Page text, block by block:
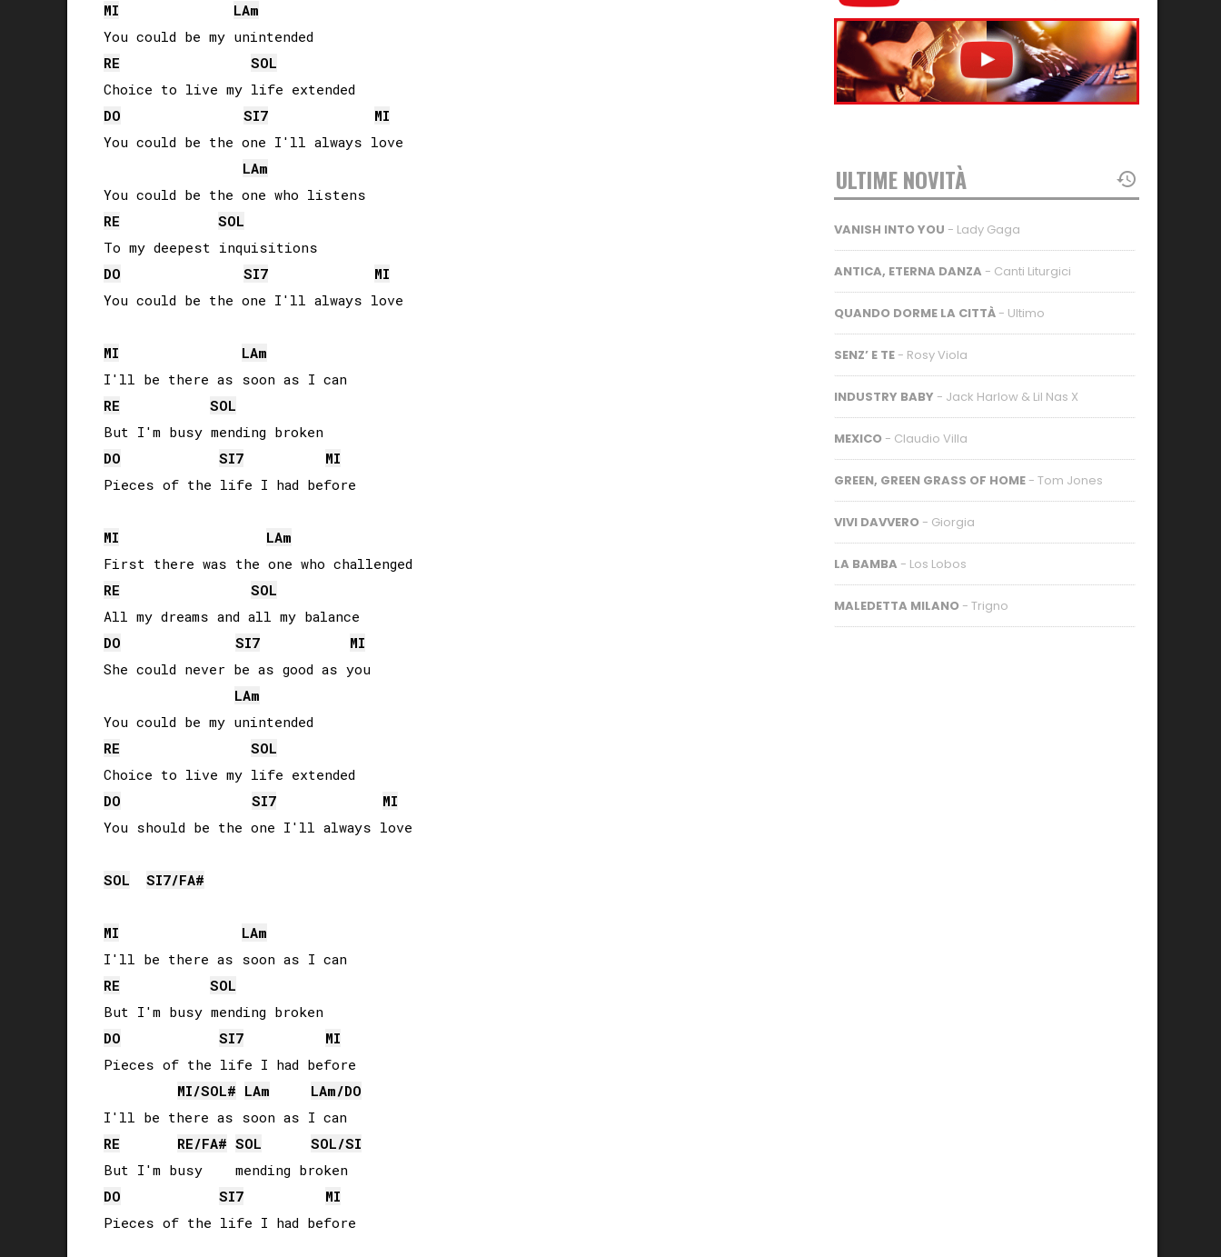
MI LAm
RE
SOL
DO
SI7
MI
You could be the one I'll always love
LAm
RE
SOL
DO
SI7
MI
You could be the one I'll always love
MI LAm
RE
SOL
DO
SI7
MI
Pieces of the life I had before
MI LAm
RE
SOL
DO
SI7
MI
She could never be as good as you
LAm
RE
SOL
DO
SI7
MI
You should be the one I'll always love
SOL SI7/FA#
MI LAm
RE
SOL
DO
SI7
MI
Pieces of the life I had before
MI/SOL# LAm LAm/DO
RE
RE/FA# SOL SOL/SI
DO
SI7
MI
Pieces of the life I had before
ULTIME NOVITÀ
VANISH INTO YOU - Lady Gaga
ANTICA, ETERNA DANZA - Canti Liturgici
QUANDO DORME LA CITTÀ - Ultimo
SENZ’ E TE - Rosy Viola
INDUSTRY BABY - Jack Harlow & Lil Nas X
MEXICO - Claudio Villa
GREEN, GREEN GRASS OF HOME - Tom Jones
VIVI DAVVERO - Giorgia
LA BAMBA - Los Lobos
MALEDETTA MILANO - Trigno